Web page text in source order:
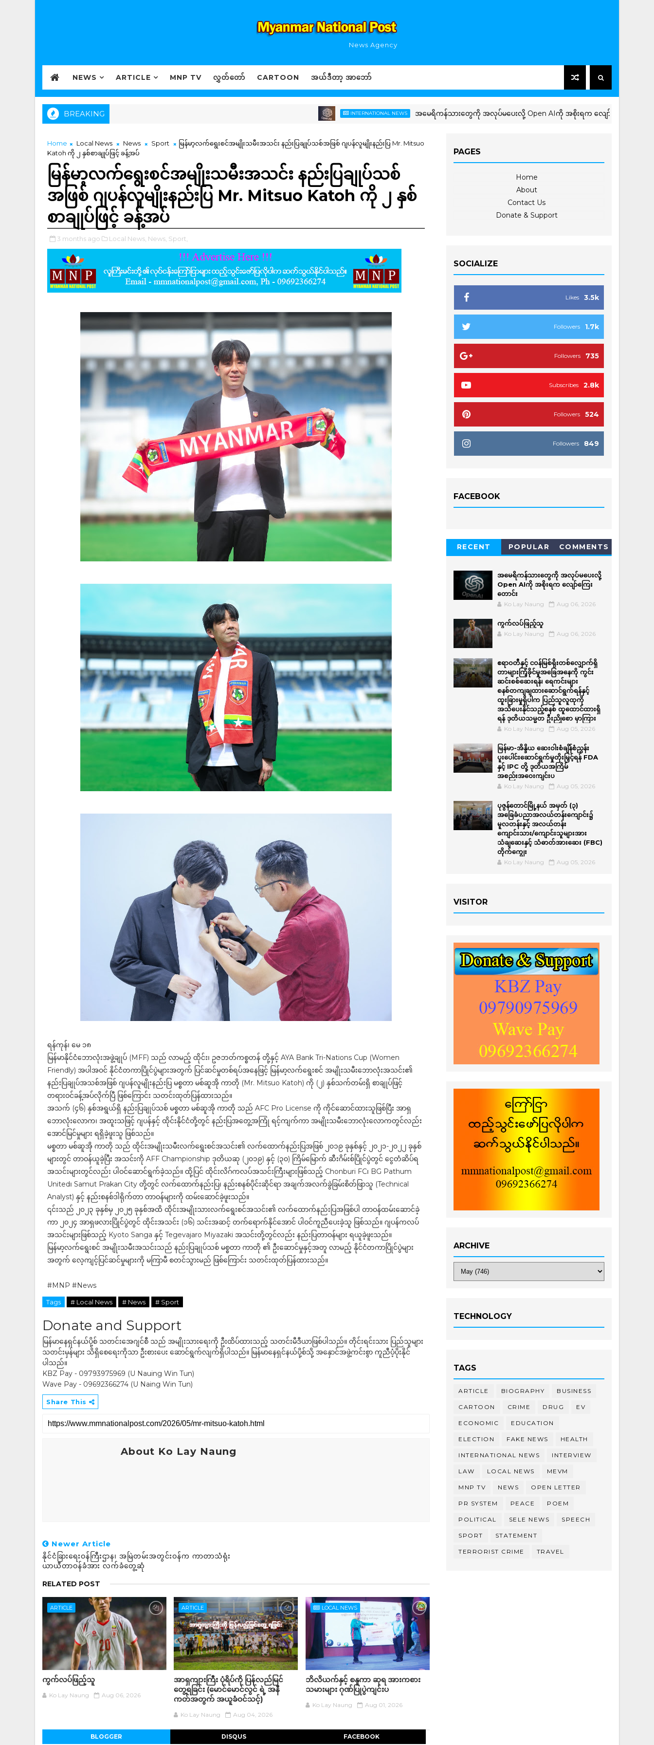
News Agency
NEWS ARTICLE MNP TV လွှတ်တော် CARTOON အယ်ဒီတာ့ အာဘော်
BREAKING INTERNATIONAL NEWS အမေရိကန်သားတွေကို အလုပ်မပေးလို့ Open AIကို အစိုးရက လျော်ကြေးတောင်း
Home Local News News Sport
မြန်မာ့လက်ရွေးစင်အမျိုးသမီးအသင်း နည်းပြချုပ်သစ်အဖြစ် ဂျပန်လူမျိုးနည်းပြ Mr. Mitsuo
Katoh ကို ၂ နှစ်စာချုပ်ဖြင့် ခန့်အပ်
မြန်မာ့လက်ရွေးစင်အမျိုးသမီးအသင်း နည်းပြချုပ်သစ်
အဖြစ် ဂျပန်လူမျိုးနည်းပြ Mr. Mitsuo Katoh ကို ၂ နှစ်
စာချုပ်ဖြင့် ခန့်အပ်
3 months ago Local News, News, Sport,
ရန်ကုန်၊ မေ ၁၈
မြန်မာနိုင်ငံဘောလုံးအဖွဲ့ချုပ် (MFF) သည် လာမည့် ထိုင်း၊ ဥဇဘတ်ကစ္စတန် တို့နှင့် AYA Bank Tri-Nations Cup (Women
Friendly) အပါအဝင် နိုင်ငံတကာပြိုင်ပွဲများအတွက် ပြင်ဆင်မှုတစ်ရပ်အနေဖြင့် မြန်မာ့လက်ရွေးစင် အမျိုးသမီးဘောလုံးအသင်း၏
နည်းပြချုပ်အသစ်အဖြစ် ဂျပန်လူမျိုးနည်းပြ မစ္စတာ မစ်ဆူအို ကာတို (Mr. Mitsuo Katoh) ကို (၂) နှစ်သက်တမ်းရှိ စာချုပ်ဖြင့်
တရားဝင်ခန့်အပ်လိုက်ပြီ ဖြစ်ကြောင်း သတင်းထုတ်ပြန်ထားသည်။
အသက် (၄၆) နှစ်အရွယ်ရှိ နည်းပြချုပ်သစ် မစ္စတာ မစ်ဆူအို ကာတို သည် AFC Pro License ကို ကိုင်ဆောင်ထားသူဖြစ်ပြီး အာရှ
ဘောလုံးလောက၊ အထူးသဖြင့် ဂျပန်နှင့် ထိုင်းနိုင်ငံတို့တွင် နည်းပြအတွေ့အကြုံ ရင့်ကျက်ကာ အမျိုးသမီးဘောလုံးလောကတွင်လည်း
အောင်မြင်မှုများ ရရှိခဲ့ဖူးသူ ဖြစ်သည်။
မစ္စတာ မစ်ဆူအို ကာတို သည် ထိုင်းအမျိုးသမီးလက်ရွေးစင်အသင်း၏ လက်ထောက်နည်းပြအဖြစ် ၂၀၁၉ ခုနှစ်နှင့် ၂၀၂၁-၂၀၂၂ ခုနှစ်
များတွင် တာဝန်ယူခဲ့ပြီး အသင်းကို AFF Championship ဒုတိယဆု (၂၀၁၉) နှင့် (၃၀) ကြိမ်မြောက် ဆီးဂိမ်းစ်ပြိုင်ပွဲတွင် ငွေတံဆိပ်ရ
အသင်းများတွင်လည်း ပါဝင်ဆောင်ရွက်ခဲ့သည်။ ထို့ပြင် ထိုင်းလိဂ်ကလပ်အသင်းကြီးများဖြစ်သည့် Chonburi FC၊ BG Pathum
United၊ Samut Prakan City တို့တွင် လက်ထောက်နည်းပြ၊ နည်းစနစ်ပိုင်းဆိုင်ရာ အချက်အလက်ခွဲခြမ်းစိတ်ဖြာသူ (Technical
Analyst) နှင့် နည်းစနစ်ဒါရိုက်တာ တာဝန်များကို ထမ်းဆောင်ခဲ့ဖူးသည်။
၎င်းသည် ၂၀၂၃ ခုနှစ်မှ ၂၀၂၅ ခုနှစ်အထိ ထိုင်းအမျိုးသားလက်ရွေးစင်အသင်း၏ လက်ထောက်နည်းပြအဖြစ်ပါ တာဝန်ထမ်းဆောင်ခဲ့
ကာ ၂၀၂၄ အာရှဖလားပြိုင်ပွဲတွင် ထိုင်းအသင်း (၁၆) သင်းအဆင့် တက်ရောက်နိုင်အောင် ပါဝင်ကူညီပေးခဲ့သူ ဖြစ်သည်။ ဂျပန်ကလပ်
အသင်းများဖြစ်သည့် Kyoto Sanga နှင့် Tegevajaro Miyazaki အသင်းတို့တွင်လည်း နည်းပြတာဝန်များ ရယူခဲ့ဖူးသည်။
မြန်မာ့လက်ရွေးစင် အမျိုးသမီးအသင်းသည် နည်းပြချုပ်သစ် မစ္စတာ ကာတို ၏ ဦးဆောင်မှုနှင့်အတူ လာမည့် နိုင်ငံတကာပြိုင်ပွဲများ
အတွက် လေ့ကျင့်ပြင်ဆင်မှုများကို မကြာမီ စတင်သွားမည် ဖြစ်ကြောင်း သတင်းထုတ်ပြန်ထားသည်။
#MNP #News
Tags # Local News # News # Sport
Donate and Support
မြန်မာနေရှင်နယ်ပို့စ် သတင်းအေဂျင်စီ သည် အမျိုးသားရေးကို ဦးထိပ်ထားသည့် သတင်းမီဒီယာဖြစ်ပါသည်။ တိုင်းရင်းသား ပြည်သူများ
သတင်းမှန်များ သိရှိစေရေးကိုသာ ဦးစားပေး ဆောင်ရွက်လျက်ရှိပါသည်။ မြန်မာနေရှင်နယ်ပို့စ်သို့ အနှောင်အဖွဲ့ကင်းစွာ ကူညီပံ့ပိုးနိုင်
ပါသည်။
KBZ Pay - 09793975969 (U Nauing Win Tun)
Wave Pay - 09692366274 (U Naing Win Tun)
Share This
About Ko Lay Naung
Newer Article
နိုင်ငံခြားရေးဝန်ကြီးဌာန၊ အမြဲတမ်းအတွင်းဝန်က ကာတာသံရုံး
ယာယီတာဝန်ခံအား လက်ခံတွေ့ဆုံ
RELATED POST
ARTICLE
ကွက်လပ်ဖြည့်သူ
Ko Lay Naung Aug 06, 2026
ARTICLE
အာရှကျားကြီး ပုံရိပ်ကို ပြန်လည်မြင်
တွေ့ရခြင်း (မောင်မောင်လွင် ရဲ့ အနီ
ကတ်အတွက် အယူခံဝင်သင့်)
Ko Lay Naung Aug 04, 2026
LOCAL NEWS
ဘိလိယက်နှင့် စနူကာ ဆုရ အားကစား
သမားများ ဂုဏ်ပြုပွဲကျင်းပ
Ko Lay Naung Aug 01, 2026
BLOGGER DISQUS FACEBOOK
PAGES
Home
About
Contact Us
Donate & Support
SOCIALIZE
3.5k
Likes
1.7k
Followers
735
Followers
2.8k
Subscribes
524
Followers
849
Followers
FACEBOOK
RECENT POPULAR COMMENTS
အမေရိကန်သားတွေကို အလုပ်မပေးလို့
Open AIကို အစိုးရက လျော်ကြေး
တောင်း
Ko Lay Naung Aug 06, 2026
ကွက်လပ်ဖြည့်သူ
Ko Lay Naung Aug 06, 2026
ဧရာဝတီနှင့် ငဝန်မြစ်ရိုးတစ်လျှောက်ရှိ
တာများကြံ့ခိုင်မှုအခြေအနေကို ကွင်း
ဆင်းစစ်ဆေးရန်၊ ရေကင်းများ
စနစ်တကျချထားဆောင်ရွက်ရန်နှင့်
ထူးခြားမှုရှိပါက ပြည်သူလူထုကို
အသိပေးနိုင်သည့်စနစ် ထူထောင်ထားရှိ
ရန် ဒုတိယသမ္မတ ဦးညိုစော မှာကြား
Ko Lay Naung Aug 05, 2026
မြန်မာ-အိန္ဒိယ ဆေးဝါးစံချိန်စံညွှန်း
ပူးပေါင်းဆောင်ရွက်မှုတိုးမြှင့်ရန် FDA
နှင့် IPC တို့ ဒုတိယအကြိမ်
အစည်းအဝေးကျင်းပ
Ko Lay Naung Aug 05, 2026
ပုဇွန်တောင်မြို့နယ် အမှတ် (၃)
အခြေခံပညာအလယ်တန်းကျောင်း၌
မူလတန်းနှင့် အလယ်တန်း
ကျောင်းသား/ကျောင်းသူများအား
သံချဆေးနှင့် သံဓာတ်အားဆေး (FBC)
တိုက်ကျွေး
Ko Lay Naung Aug 05, 2026
VISITOR
ARCHIVE
TECHNOLOGY
TAGS
ARTICLE BIOGRAPHY BUSINESS
CARTOON CRIME DRUG EV
ECONOMIC EDUCATION
ELECTION FAKE NEWS HEALTH
INTERNATIONAL NEWS INTERVIEW
LAW LOCAL NEWS MEVM
MNP TV NEWS OPEN LETTER
PR SYSTEM PEACE POEM
POLITICAL SELE NEWS SPEECH
SPORT STATEMENT
TERRORIST CRIME TRAVEL